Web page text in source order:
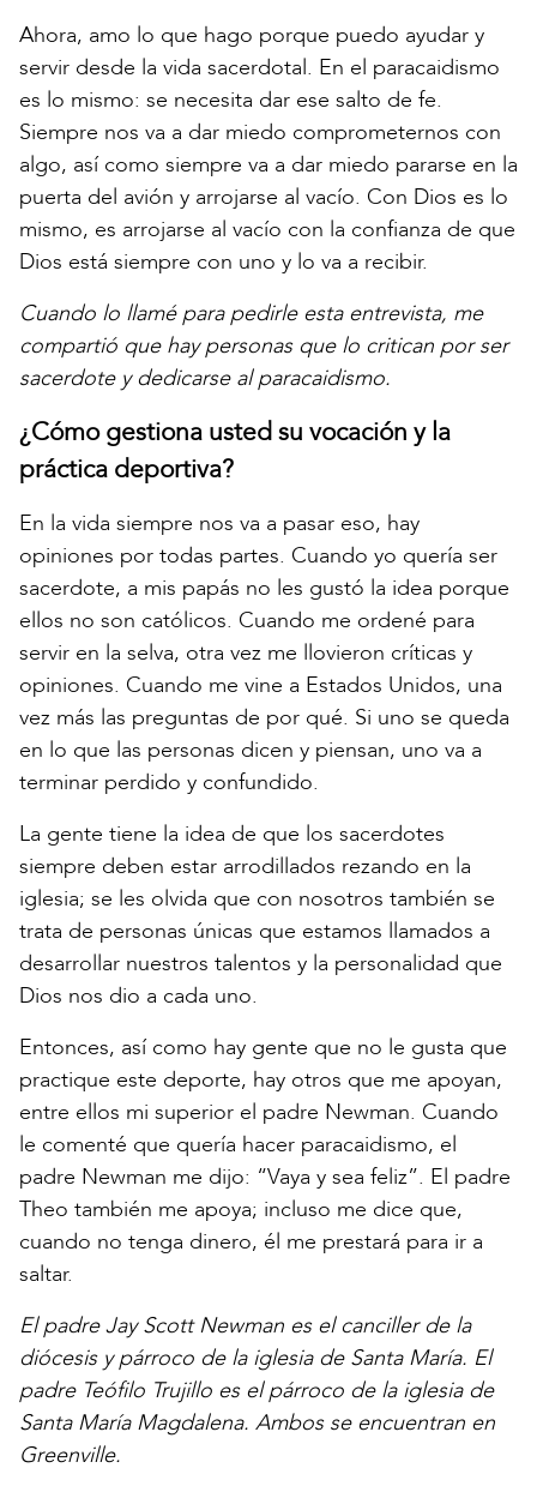
Ahora, amo lo que hago porque puedo ayudar y
servir desde la vida sacerdotal. En el paracaidismo
es lo mismo: se necesita dar ese salto de fe.
Siempre nos va a dar miedo comprometernos con
algo, así como siempre va a dar miedo pararse en la
puerta del avión y arrojarse al vacío. Con Dios es lo
mismo, es arrojarse al vacío con la confianza de que
Dios está siempre con uno y lo va a recibir.
Cuando lo llamé para pedirle esta entrevista, me
compartió que hay personas que lo critican por ser
sacerdote y dedicarse al paracaidismo.
¿Cómo gestiona usted su vocación y la
práctica deportiva?
En la vida siempre nos va a pasar eso, hay
opiniones por todas partes. Cuando yo quería ser
sacerdote, a mis papás no les gustó la idea porque
ellos no son católicos. Cuando me ordené para
servir en la selva, otra vez me llovieron críticas y
opiniones. Cuando me vine a Estados Unidos, una
vez más las preguntas de por qué. Si uno se queda
en lo que las personas dicen y piensan, uno va a
terminar perdido y confundido.
La gente tiene la idea de que los sacerdotes
siempre deben estar arrodillados rezando en la
iglesia; se les olvida que con nosotros también se
trata de personas únicas que estamos llamados a
desarrollar nuestros talentos y la personalidad que
Dios nos dio a cada uno.
Entonces, así como hay gente que no le gusta que
practique este deporte, hay otros que me apoyan,
entre ellos mi superior el padre Newman. Cuando
le comenté que quería hacer paracaidismo, el
padre Newman me dijo: “Vaya y sea feliz”. El padre
Theo también me apoya; incluso me dice que,
cuando no tenga dinero, él me prestará para ir a
saltar.
El padre Jay Scott Newman es el canciller de la
diócesis y párroco de la iglesia de Santa María. El
padre Teófilo Trujillo es el párroco de la iglesia de
Santa María Magdalena. Ambos se encuentran en
Greenville.